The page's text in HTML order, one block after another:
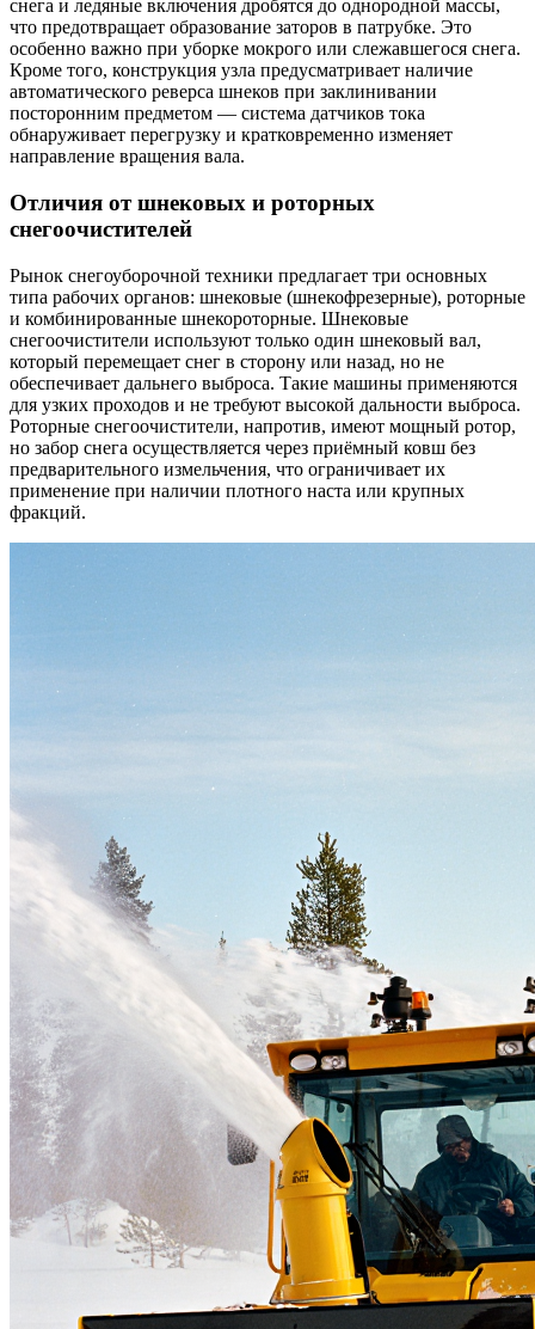
снега и ледяные включения дробятся до однородной массы,
что предотвращает образование заторов в патрубке. Это
особенно важно при уборке мокрого или слежавшегося снега.
Кроме того, конструкция узла предусматривает наличие
автоматического реверса шнеков при заклинивании
посторонним предметом — система датчиков тока
обнаруживает перегрузку и кратковременно изменяет
направление вращения вала.
Отличия от шнековых и роторных
снегоочистителей
Рынок снегоуборочной техники предлагает три основных
типа рабочих органов: шнековые (шнекофрезерные), роторные
и комбинированные шнекороторные. Шнековые
снегоочистители используют только один шнековый вал,
который перемещает снег в сторону или назад, но не
обеспечивает дальнего выброса. Такие машины применяются
для узких проходов и не требуют высокой дальности выброса.
Роторные снегоочистители, напротив, имеют мощный ротор,
но забор снега осуществляется через приёмный ковш без
предварительного измельчения, что ограничивает их
применение при наличии плотного наста или крупных
фракций.